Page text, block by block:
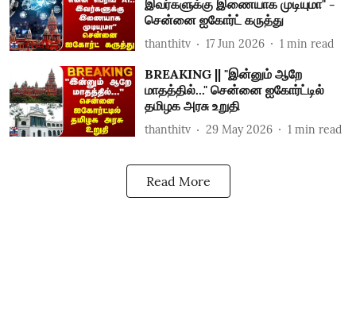
இவர்களுக்கு இணையாக முடியுமா" -
சென்னை ஐகோர்ட் கருத்து
thanthitv 17 Jun 2026 1 min read
BREAKING || "இன்னும் ஆறே
மாதத்தில்..." சென்னை ஐகோர்ட்டில்
தமிழக அரசு உறுதி
thanthitv 29 May 2026 1 min read
Read More